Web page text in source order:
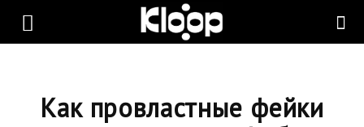
KLOOP.KG
Как провластные фейки